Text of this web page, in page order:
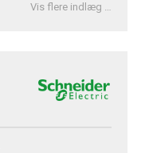
Vis flere indlæg …